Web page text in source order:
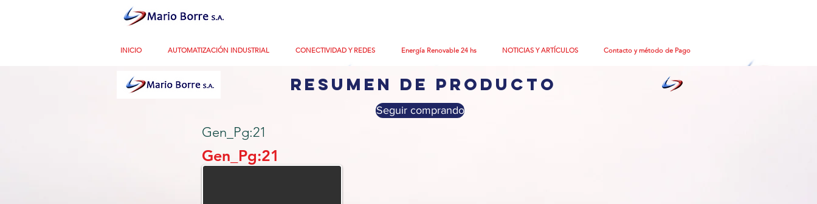
INICIO AUTOMATIZACIÓN INDUSTRIAL CONECTIVIDAD Y REDES Energía Renovable 24 hs NOTICIAS Y ARTÍCULOS Contacto y método de Pago
resumen de producto
Seguir comprando
Gen_Pg:21
Gen_Pg:21